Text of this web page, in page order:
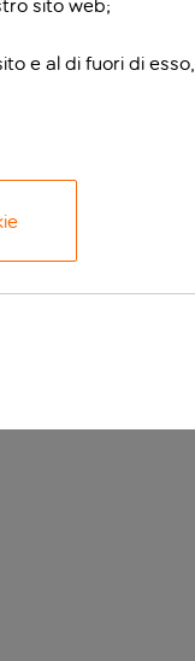
sito web;
e al di fuori di esso,